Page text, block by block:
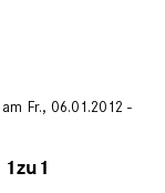
Fr., 06.01.2012 -